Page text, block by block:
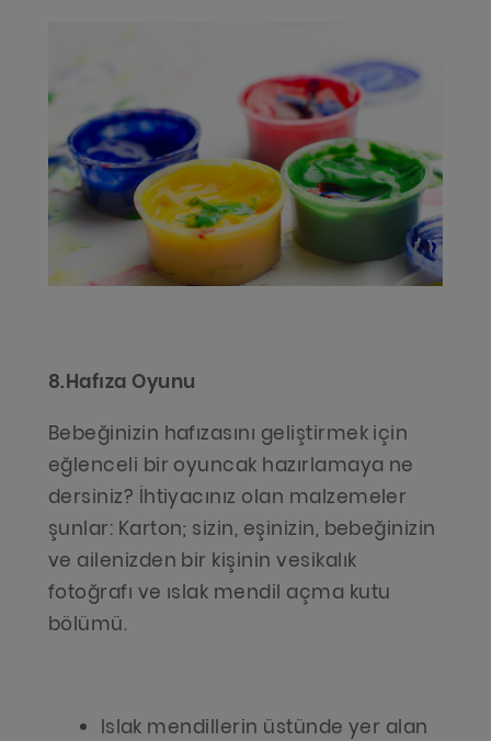
8.Hafıza Oyunu
Bebeğinizin hafızasını geliştirmek için
eğlenceli bir oyuncak hazırlamaya ne
dersiniz? İhtiyacınız olan malzemeler
şunlar: Karton; sizin, eşinizin, bebeğinizin
ve ailenizden bir kişinin vesikalık
fotoğrafı ve ıslak mendil açma kutu
bölümü.
Islak mendillerin üstünde yer alan